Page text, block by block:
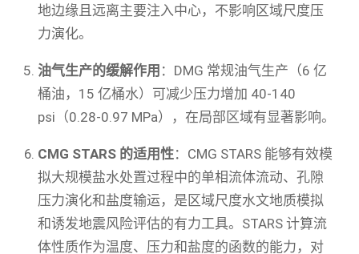
地边缘且远离主要注入中心，不影响区域尺度压
力演化。
油气生产的缓解作用 ：DMG 常规油气生产（6 亿
桶油，15 亿桶水）可减少压力增加 40-140
psi（0.28-0.97 MPa），在局部区域有显著影响。
CMG STARS 的适用性：CMG STARS 能够有效模
拟大规模盐水处置过程中的单相流体流动、孔隙
压力演化和盐度输运，是区域尺度水文地质模拟
和诱发地震风险评估的有力工具。STARS 计算流
体性质作为温度、压力和盐度的函数的能力，对